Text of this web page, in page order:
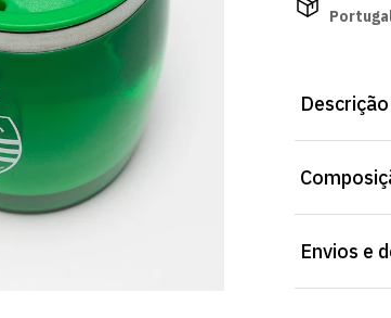
Descrição
levar
Envios e